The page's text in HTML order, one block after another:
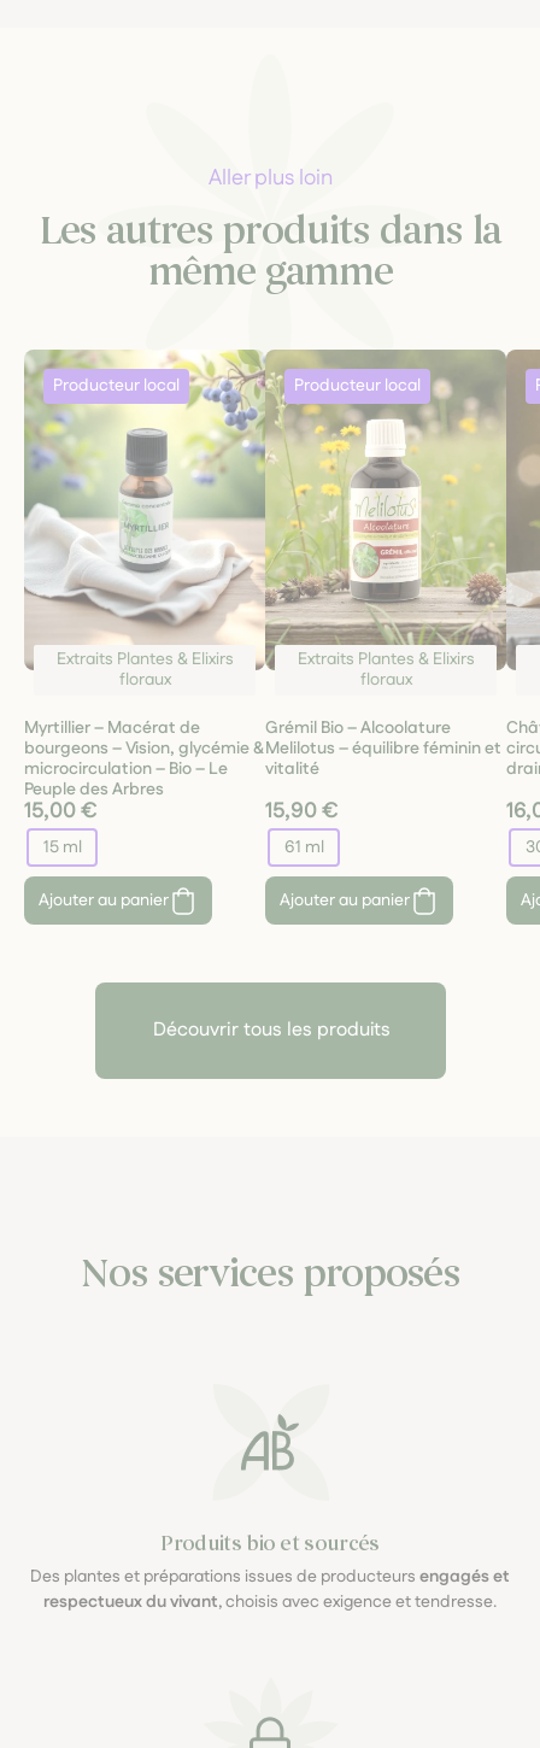
Aller plus loin
Les autres produits dans la
même gamme
Extraits Plantes & Elixirs
floraux
Myrtillier – Macérat de
bourgeons – Vision, glycémie &
microcirculation – Bio – Le
Peuple des Arbres
15,00 €
15 ml
Ajouter au panier
Extraits Plantes & Elixirs
floraux
Grémil Bio – Alcoolature
Melilotus – équilibre féminin et
vitalité
15,90 €
61 ml
Ajouter au panier
Découvrir tous les produits
Nos services proposés
Produits bio et sourcés
Des plantes et préparations issues de producteurs engagés et
respectueux du vivant, choisis avec exigence et tendresse.